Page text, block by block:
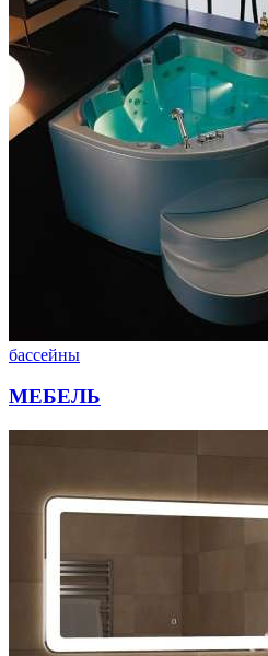
бассейны
МЕБЕЛЬ